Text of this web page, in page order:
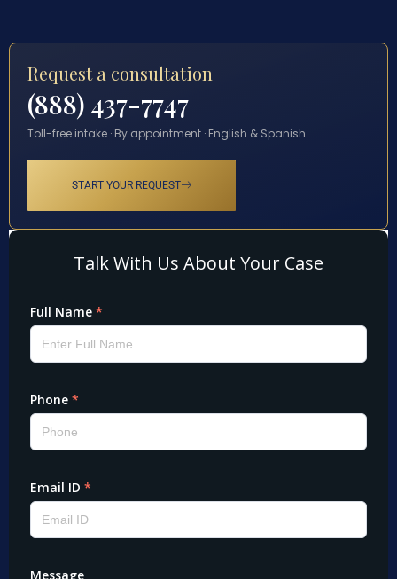
Request a consultation
(888) 437-7747
Toll-free intake · By appointment · English & Spanish
START YOUR REQUEST